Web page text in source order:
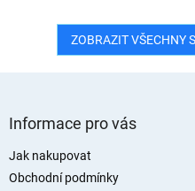
ZOBRAZIT VŠECHNY
Informace pro vás
Jak nakupovat
Obchodní podmínky